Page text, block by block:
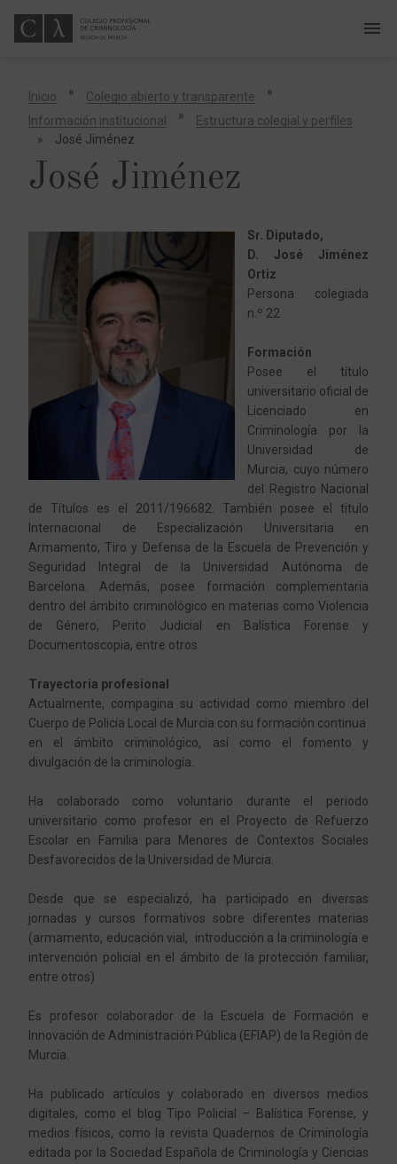
menu
Inicio » Colegio abierto y transparente »
Información institucional »
Estructura colegial y perfiles
»
José Jiménez
José Jiménez
Sr. Diputado,
D. José Jiménez
Ortiz
Persona colegiada
n.º 22
Formación
Posee el título
universitario oficial de
Licenciado en
Criminología por la
Universidad de
Murcia, cuyo número
del Registro Nacional
de Títulos es el 2011/196682. También posee el titulo
Internacional de Especialización Universitaria en
Armamento, Tiro y Defensa de la Escuela de Prevención y
Seguridad Integral de la Universidad Autónoma de
Barcelona. Además, posee formación complementaria
dentro del ámbito criminológico en materias como Violencia
de Género, Perito Judicial en Balística Forense y
Documentoscopia, entre otros
Trayectoria profesional
Actualmente, compagina su actividad como miembro del
Cuerpo de Policía Local de Murcia con su formación continua
en el ámbito criminológico, así como el fomento y
divulgación de la criminología.
Ha colaborado como voluntario durante el periodo
universitario como profesor en el Proyecto de Refuerzo
Escolar en Familia para Menores de Contextos Sociales
Desfavorecidos de la Universidad de Murcia.
Desde que se especializó, ha participado en diversas
jornadas y cursos formativos sobre diferentes materias
(armamento, educación vial, introducción a la criminología e
intervención policial en el ámbito de la protección familiar,
entre otros)
Es profesor colaborador de la Escuela de Formación e
Innovación de Administración Pública (EFIAP) de la Región de
Murcia.
Ha publicado artículos y colaborado en diversos medios
digitales, como el blog Tipo Policial – Balística Forense, y
medios físicos, como la revista Quadernos de Criminología
editada por la Sociedad Española de Criminología y Ciencias